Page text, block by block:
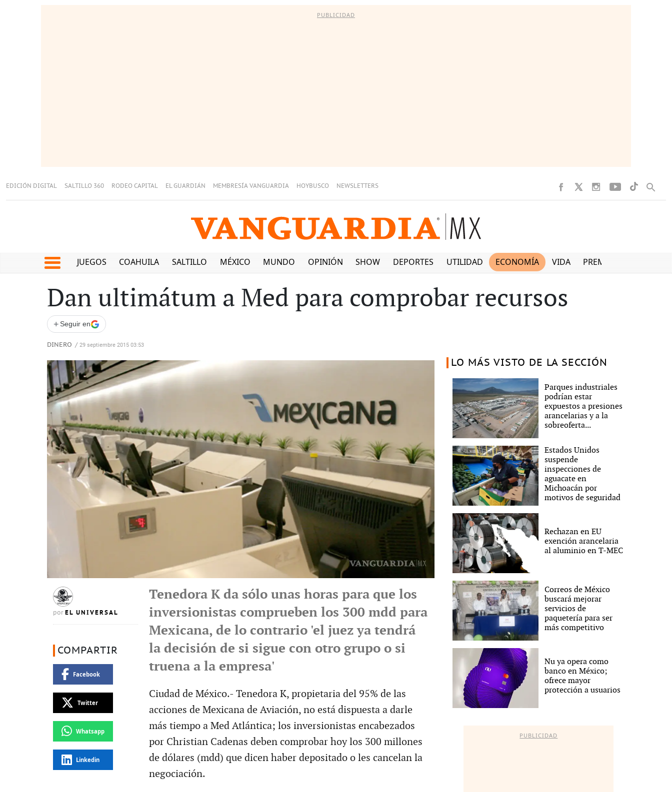
PUBLICIDAD
EDICIÓN DIGITAL SALTILLO 360 RODEO CAPITAL EL GUARDIÁN MEMBRESÍA VANGUARDIA HOYBUSCO NEWSLETTERS
JUEGOS COAHUILA SALTILLO MÉXICO MUNDO OPINIÓN SHOW DEPORTES UTILIDAD ECONOMÍA VIDA PREMIUM
Dan ultimátum a Med para comprobar recursos
+ Seguir en
DINERO / 29 septiembre 2015 03:53
por EL UNIVERSAL
COMPARTIR
Facebook
Twitter
Whatsapp
Linkedin
Tenedora K da sólo unas horas para que los
inversionistas comprueben los 300 mdd para
Mexicana, de lo contrario 'el juez ya tendrá
la decisión de si sigue con otro grupo o si
truena a la empresa'
Ciudad de México.- Tenedora K, propietaria del 95% de las
acciones de Mexicana de Aviación, no está dispuesta a darle
más tiempo a Med Atlántica; los inversionistas encabezados
por Christian Cadenas deben comprobar hoy los 300 millones
de dólares (mdd) que dicen haber depositado o les cancelan la
negociación.
LO MÁS VISTO DE LA SECCIÓN
Parques industriales
podrían estar
expuestos a presiones
arancelarias y a la
sobreoferta...
Estados Unidos
suspende
inspecciones de
aguacate en
Michoacán por
motivos de seguridad
Rechazan en EU
exención arancelaria
al aluminio en T-MEC
Correos de México
buscará mejorar
servicios de
paquetería para ser
más competitivo
Nu ya opera como
banco en México;
ofrece mayor
protección a usuarios
PUBLICIDAD